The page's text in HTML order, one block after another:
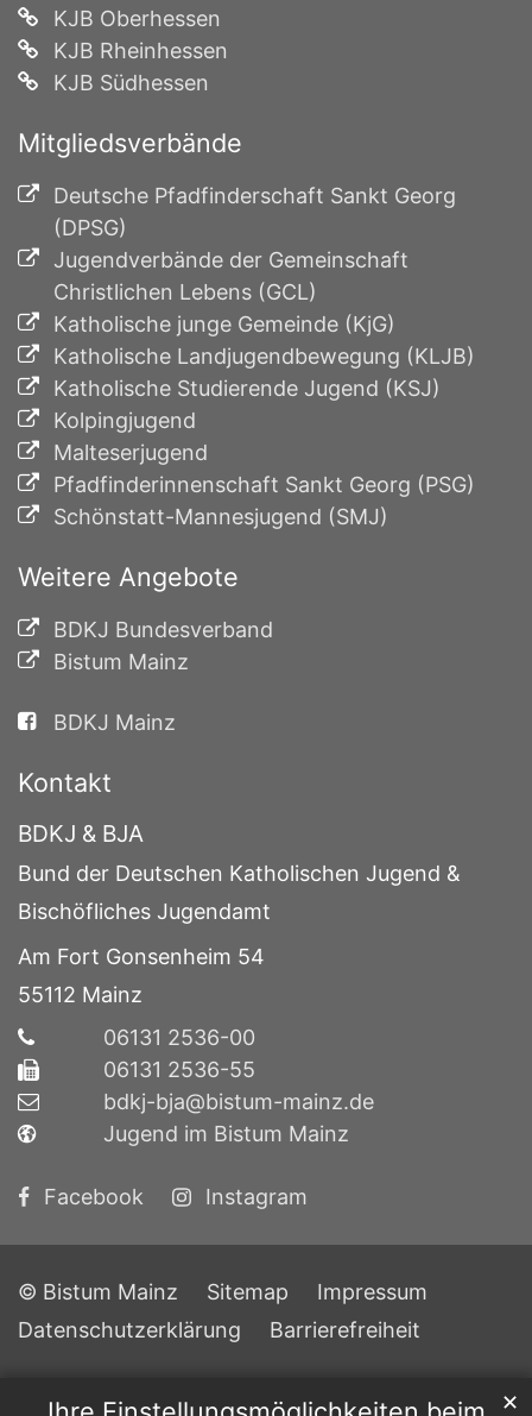
✕
KJB Oberhessen
KJB Rheinhessen
KJB Südhessen
Mitgliedsverbände
Deutsche Pfadfinderschaft Sankt Georg
(DPSG)
Jugendverbände der Gemeinschaft
Christlichen Lebens (GCL)
Katholische junge Gemeinde (KjG)
Katholische Landjugendbewegung (KLJB)
Katholische Studierende Jugend (KSJ)
Kolpingjugend
Malteserjugend
Pfadfinderinnenschaft Sankt Georg (PSG)
Schönstatt-Mannesjugend (SMJ)
Weitere Angebote
BDKJ Bundesverband
Bistum Mainz
BDKJ Mainz
Kontakt
BDKJ & BJA
Bund der Deutschen Katholischen Jugend &
Bischöfliches Jugendamt
Am Fort Gonsenheim 54
55112 Mainz
06131 2536-00
06131 2536-55
bdkj-bja@bistum-mainz.de
Jugend im Bistum Mainz
Facebook Instagram
© Bistum Mainz Sitemap
Impressum
Datenschutzerklärung
Barrierefreiheit